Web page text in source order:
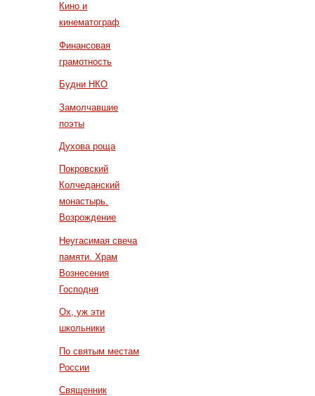
Кино и
кинематограф
Финансовая
грамотность
Будни НКО
Замолчавшие
поэты
Духова роща
Покровский
Колчеданский
монастырь.
Возрождение
Неугасимая свеча
памяти. Храм
Вознесения
Господня
Ох, уж эти
школьники
По святым местам
России
Священник